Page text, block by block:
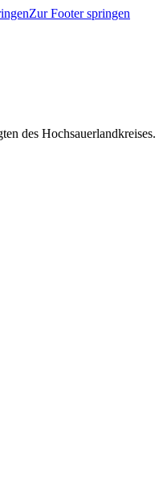
Zur Footer springen
des